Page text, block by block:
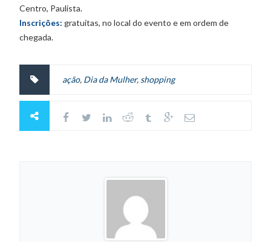
Centro, Paulista.
Inscrições: gratuitas, no local do evento e em ordem de
chegada.
ação, Dia da Mulher,shopping